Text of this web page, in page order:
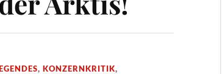
,KONZERNKRITIK,